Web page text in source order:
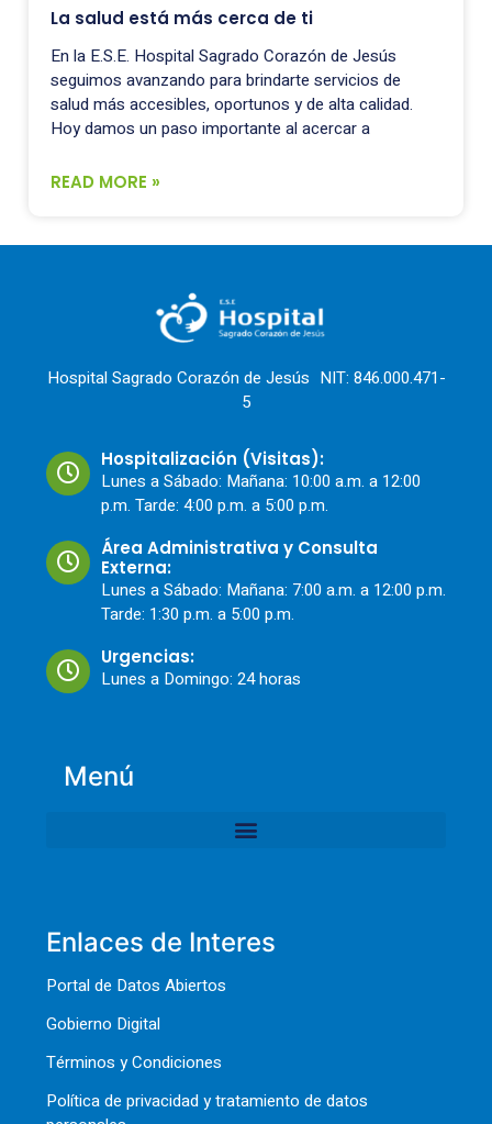
La salud está más cerca de ti
En la E.S.E. Hospital Sagrado Corazón de Jesús
seguimos avanzando para brindarte servicios de
salud más accesibles, oportunos y de alta calidad.
Hoy damos un paso importante al acercar a
READ MORE »
Hospital Sagrado Corazón de Jesús NIT: 846.000.471-
5
Hospitalización (Visitas):
Lunes a Sábado: Mañana: 10:00 a.m. a 12:00
p.m. Tarde: 4:00 p.m. a 5:00 p.m.
Área Administrativa y Consulta
Externa:
Lunes a Sábado: Mañana: 7:00 a.m. a 12:00 p.m.
Tarde: 1:30 p.m. a 5:00 p.m.
Urgencias:
Lunes a Domingo: 24 horas
Menú
Enlaces de Interes
Portal de Datos Abiertos
Gobierno Digital
Términos y Condiciones
Política de privacidad y tratamiento de datos